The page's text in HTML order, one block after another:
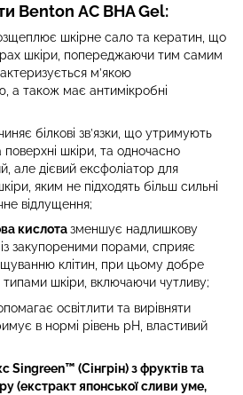
Benton AC BHA Gel:
шкірне сало та кератин, що
шкіри, попереджаючи тим самим
м’якою
а також має антимікробні
білкові зв’язки, що утримують
поверхні шкіри, та одночасно
але дієвий ексфоліатор для
яким не підходять більш сильні
відлущення;
кислотазменшує надлишкову
закупореними порами, сприяє
клітин, при цьому добре
типами шкіри, включаючи чутливу;
освітлити та вирівняти
в нормі рівень pH, властивий
Singreen™ (Сінгрін) з фруктів та
(екстракт японської сливи уме,